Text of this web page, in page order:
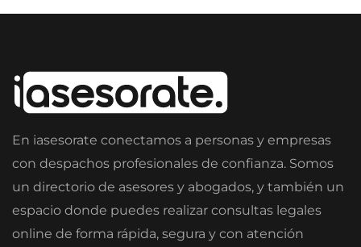
En iasesorate conectamos a personas y empresas
con despachos profesionales de confianza. Somos
un directorio de asesores y abogados, y también un
espacio donde puedes realizar consultas legales
online de forma rápida, segura y con atención